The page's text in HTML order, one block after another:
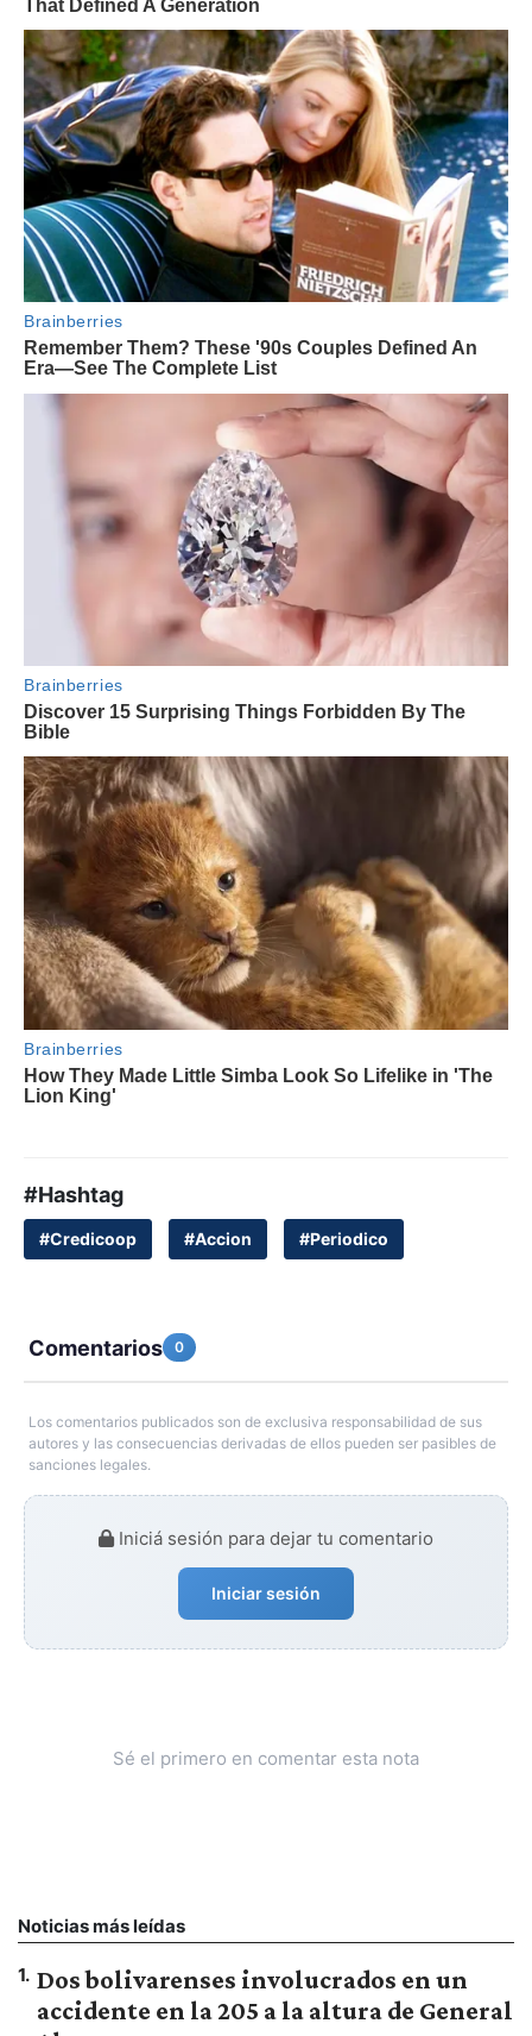
#Hashtag
#Credicoop #Accion #Periodico
Comentarios 0
Los comentarios publicados son de exclusiva responsabilidad de sus
autores y las consecuencias derivadas de ellos pueden ser pasibles de
sanciones legales.
Iniciá sesión para dejar tu comentario
Iniciar sesión
Sé el primero en comentar esta nota
Noticias más leídas
1. Dos bolivarenses involucrados en un
accidente en la 205 a la altura de General